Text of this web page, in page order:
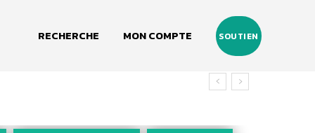
RECHERCHE MON COMPTE SOUTIEN